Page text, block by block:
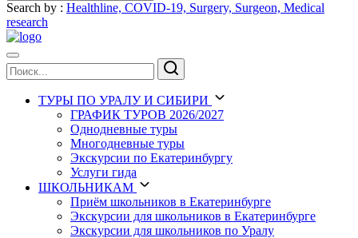
Search by : Healthline, COVID-19, Surgery, Surgeon, Medical
research
ТУРЫ ПО УРАЛУ И СИБИРИ
ГРАФИК ТУРОВ 2026/2027
Однодневные туры
Многодневные туры
Экскурсии по Екатеринбургу
Услуги гида
ШКОЛЬНИКАМ
Приём школьников в Екатеринбурге
Экскурсии для школьников в Екатеринбурге
Экскурсии для школьников по Уралу